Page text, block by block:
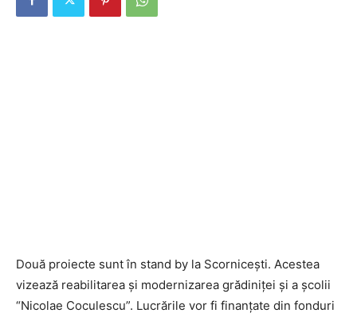
Două proiecte sunt în stand by la Scornicești. Acestea
vizează reabilitarea și modernizarea grădiniței și a școlii
“Nicolae Coculescu”. Lucrările vor fi finanțate din fonduri